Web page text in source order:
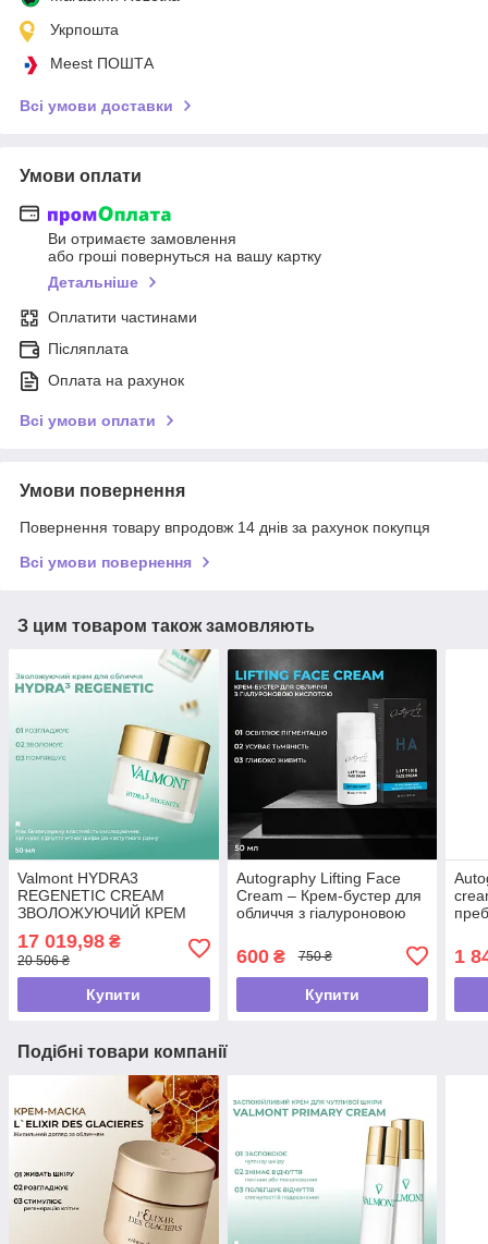
Укрпошта
Meest ПОШТА
Всі умови доставки
Умови оплати
Ви отримаєте замовлення
або гроші повернуться на вашу картку
Детальніше
Оплатити частинами
Післяплата
Оплата на рахунок
Всі умови оплати
Умови повернення
Повернення товару впродовж 14 днів за рахунок покупця
Всі умови повернення
З цим товаром також замовляють
Valmont HYDRA3
REGENETIC CREAM
ЗВОЛОЖУЮЧИЙ КРЕМ
мл
17 019,98 ₴
20 506 ₴
Купити
Autography Lifting Face
Cream – Крем-бустер для
обличчя з гіалуроновою
олією ши, 50 мл
600₴ 750 ₴
Купити
1
Подібні товари компанії